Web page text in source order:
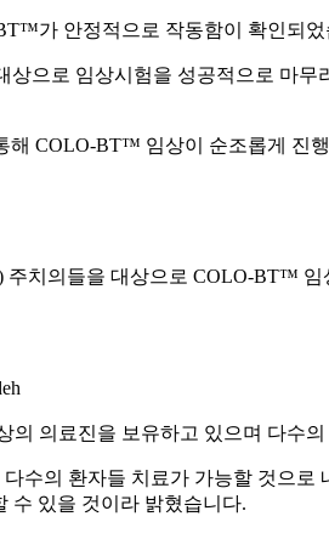
가 안정적으로 작동함이 확인되었
으로 임상시험을 성공적으로 마무
COLO-BT™ 임상이 순조롭게 진
주치의들을 대상으로 COLO-BT™
의 의료진을 보유하고 있으며 다수
수의 환자들 치료가 가능할 것으
수 있을 것이라 밝혔습니다.